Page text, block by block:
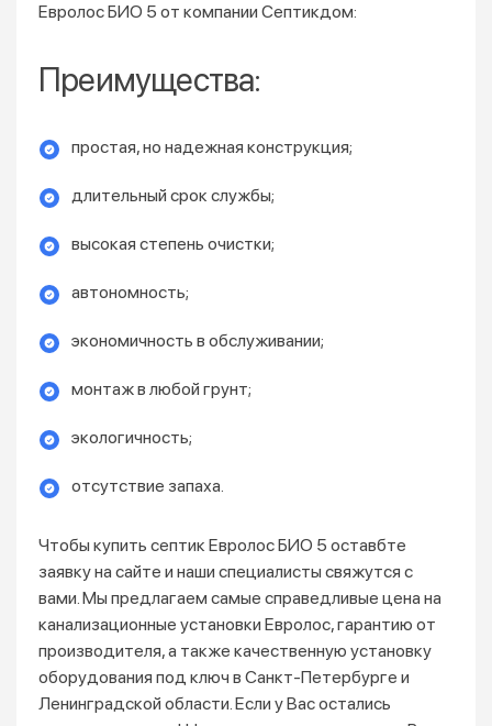
Евролос БИО 5 от компании Септикдом:
Преимущества:
простая, но надежная конструкция;
длительный срок службы;
высокая степень очистки;
автономность;
экономичность в обслуживании;
монтаж в любой грунт;
экологичность;
отсутствие запаха.
Чтобы купить септик Евролос БИО 5 оставбте
заявку на сайте и наши специалисты свяжутся с
вами. Мы предлагаем самые справедливые цена на
канализационные установки Евролос, гарантию от
производителя, а также качественную установку
оборудования под ключ в Санкт-Петербурге и
Ленинградской области. Если у Вас остались